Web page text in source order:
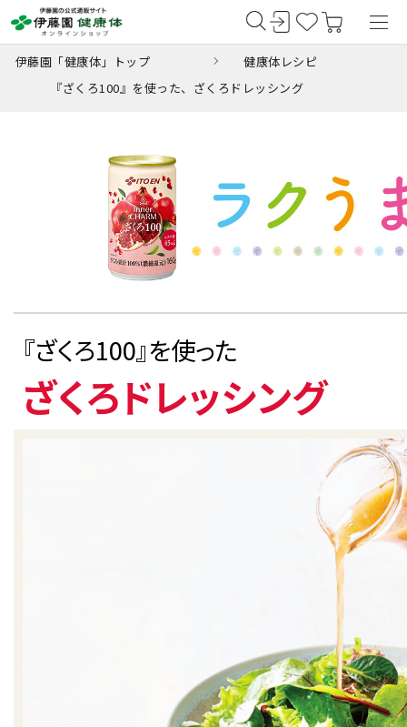
伊藤園「健康体」トップ
健康体レシピ
『ざくろ100』を使った、ざくろドレッシング
『ざくろ100』を使った
ざくろドレッシング